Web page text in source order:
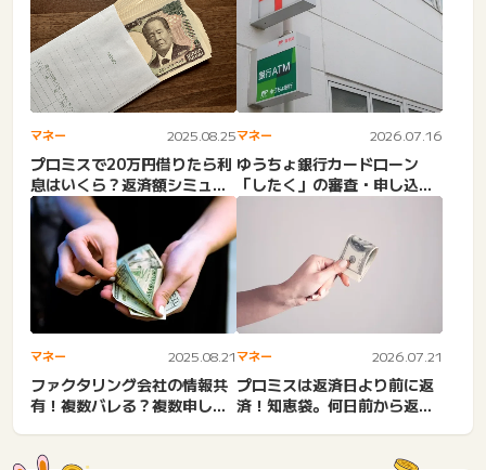
マネー 2025.08.25
プロミスで20万円借りたら利
息はいくら？返済額シミュレ
ーション。返済額一覧確認...
マネー 2026.07.16
ゆうちょ銀行カードローン
「したく」の審査・申し込み
は終了！解約。審査なしでお
マネー 2025.08.21
ファクタリング会社の情報共
有！複数バレる？複数申し込
マネー 2026.07.21
プロミスは返済日より前に返
済！知恵袋。何日前から返済